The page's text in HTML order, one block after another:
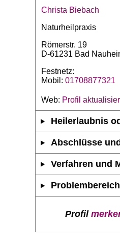
Christa Biebach
Naturheilpraxis
Römerstr. 19
D-61231 Bad
Festnetz:
Mobil: 01708877321
Web: Profil
Heilerlaubnis
Abschlüsse
Verfahren und
Profil